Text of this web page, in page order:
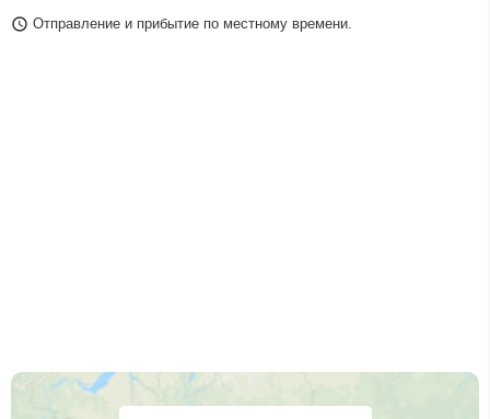
Отправление и прибытие по местному времени.